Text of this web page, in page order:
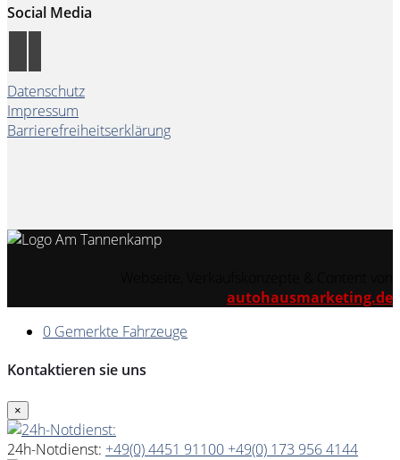
Social Media
Datenschutz
Impressum
Barrierefreiheitserklärung
autohausmarketing.de
0 Gemerkte Fahrzeuge
Kontaktieren sie uns
×
24h-Notdienst: +49(0) 4451 91100 +49(0) 173 956 4144